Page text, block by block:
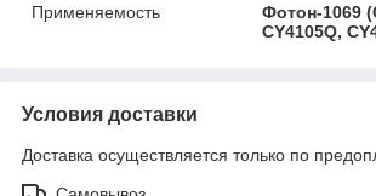
Применяемость
Фотон-1069
CY4105Q,
Условия доставки
Доставка осуществляется только по